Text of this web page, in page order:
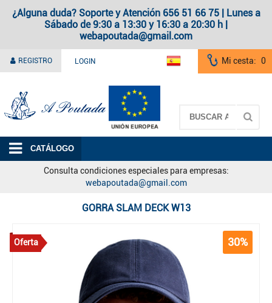
¿Alguna duda? Soporte y Atención 656 51 66 75 | Lunes a
Sábado de 9:30 a 13:30 y 16:30 a 20:30 h |
webapoutada@gmail.com
REGISTRO LOGIN Mi cesta: 0
CATÁLOGO
Consulta condiciones especiales para empresas:
webapoutada@gmail.com
GORRA SLAM DECK W13
Oferta 30%